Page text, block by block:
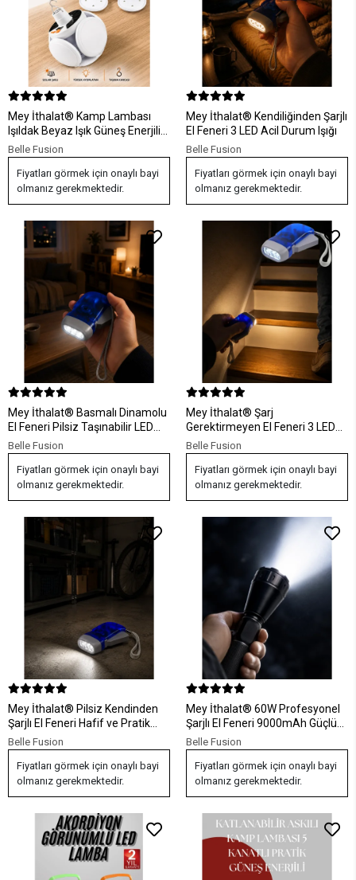
Mey İthalat® Kamp Lambası
Işıldak Beyaz Işık Güneş Enerjili
Solar Aydınlatma 5 Kanatlı
Katlanabilir
Belle Fusion
Fiyatları görmek için onaylı bayi
olmanız gerekmektedir.
Mey İthalat® Kendiliğinden Şarjlı
El Feneri 3 LED Acil Durum Işığı
Belle Fusion
Fiyatları görmek için onaylı bayi
olmanız gerekmektedir.
Mey İthalat® Basmalı Dinamolu
El Feneri Pilsiz Taşınabilir LED
Aydınlatma
Belle Fusion
Fiyatları görmek için onaylı bayi
olmanız gerekmektedir.
Mey İthalat® Şarj
Gerektirmeyen El Feneri 3 LED
Kompakt Acil Durum Lambası
Belle Fusion
Fiyatları görmek için onaylı bayi
olmanız gerekmektedir.
Mey İthalat® Pilsiz Kendinden
Şarjlı El Feneri Hafif ve Pratik
Tasarım
Belle Fusion
Fiyatları görmek için onaylı bayi
olmanız gerekmektedir.
Mey İthalat® 60W Profesyonel
Şarjlı El Feneri 9000mAh Güçlü
LED Aydınlatma
Belle Fusion
Fiyatları görmek için onaylı bayi
olmanız gerekmektedir.